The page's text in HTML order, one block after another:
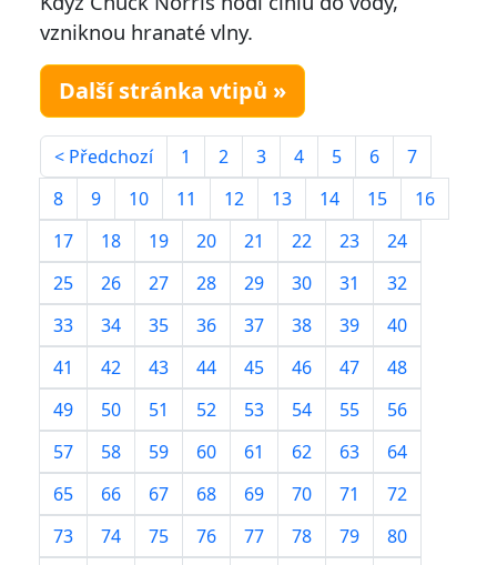
vzniknou hranaté vlny.
Další stránka vtipů »
< Předchozí 1 2 3 4 5 6
7
8
9 10 11 12 13 14 15
16
17
18 19 20 21 22 23
24
25
26 27 28 29 30 31
32
33
34 35 36 37 38 39
40
41
42 43 44 45 46 47
48
49
50 51 52 53 54 55
56
57
58 59 60 61 62 63
64
65
66 67 68 69 70 71
72
73
74 75 76 77 78 79
80